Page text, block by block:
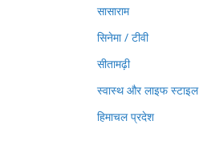
सासाराम
सिनेमा / टीवी
सीतामढ़ी
स्वास्थ और लाइफ स्टाइल
हिमाचल प्रदेश